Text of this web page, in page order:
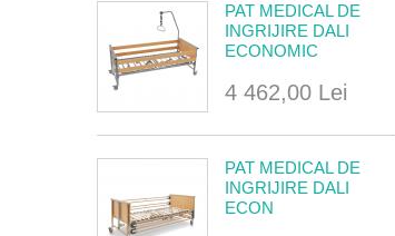
PAT MEDICAL DE
INGRIJIRE DALI
ECONOMIC
4 462,00 Lei
PAT MEDICAL DE
INGRIJIRE DALI
ECON